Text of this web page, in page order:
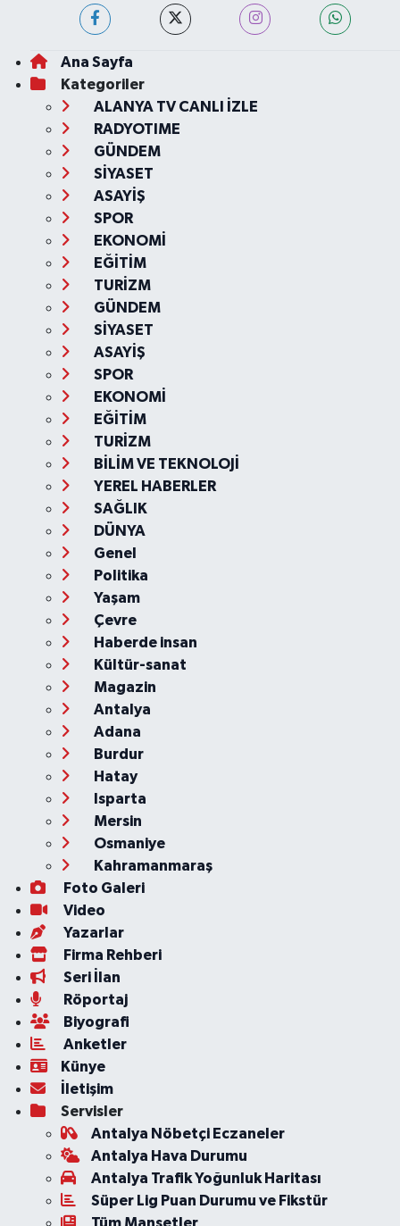
Ana Sayfa
Kategoriler
ALANYA TV CANLI İZLE
RADYOTIME
GÜNDEM
SİYASET
ASAYİŞ
SPOR
EKONOMİ
EĞİTİM
TURİZM
GÜNDEM
SİYASET
ASAYİŞ
SPOR
EKONOMİ
EĞİTİM
TURİZM
BİLİM VE TEKNOLOJİ
YEREL HABERLER
SAĞLIK
DÜNYA
Genel
Politika
Yaşam
Çevre
Haberde insan
Kültür-sanat
Magazin
Antalya
Adana
Burdur
Hatay
Isparta
Mersin
Osmaniye
Kahramanmaraş
Foto Galeri
Video
Yazarlar
Firma Rehberi
Seri İlan
Röportaj
Biyografi
Anketler
Künye
İletişim
Servisler
Antalya Nöbetçi Eczaneler
Antalya Hava Durumu
Antalya Trafik Yoğunluk Haritası
Süper Lig Puan Durumu ve Fikstür
Tüm Manşetler